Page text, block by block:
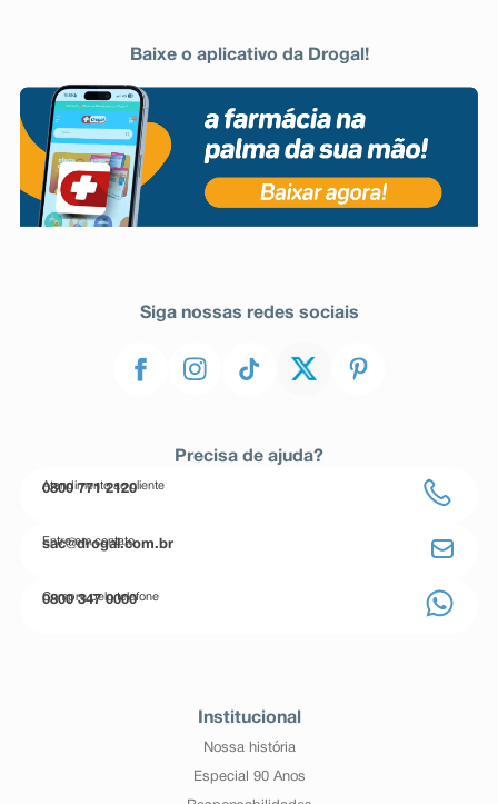
Baixe o aplicativo da Drogal!
Siga nossas redes sociais
Precisa de ajuda?
Atendimento ao cliente
0800 771 2120
Entre em contato
sac@drogal.com.br
Compre pelo telefone
0800 347 0000
Institucional
Nossa história
Especial 90 Anos